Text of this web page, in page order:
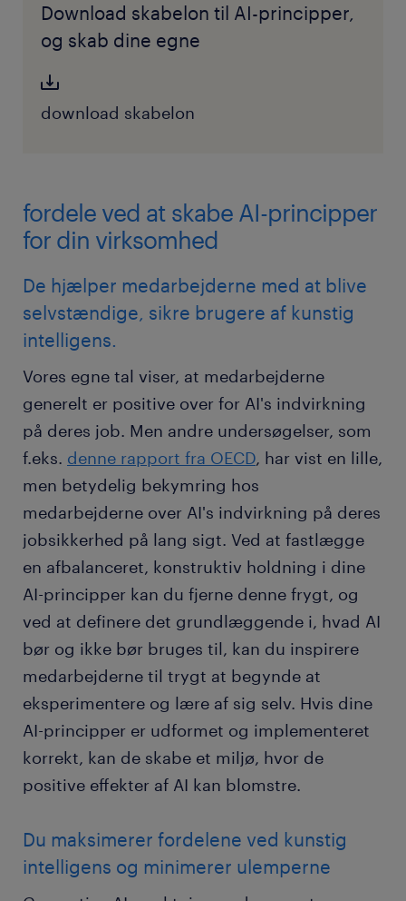
Download skabelon til AI-principper,
og skab dine egne
download skabelon
fordele ved at skabe AI-principper
for din virksomhed
De hjælper medarbejderne med at blive
selvstændige, sikre brugere af kunstig
intelligens.
Vores egne tal viser, at medarbejderne
generelt er positive over for AI's indvirkning
på deres job. Men andre undersøgelser, som
f.eks. denne rapport fra OECD, har vist en lille,
men betydelig bekymring hos
medarbejderne over AI's indvirkning på deres
jobsikkerhed på lang sigt. Ved at fastlægge
en afbalanceret, konstruktiv holdning i dine
AI-principper kan du fjerne denne frygt, og
ved at definere det grundlæggende i, hvad AI
bør og ikke bør bruges til, kan du inspirere
medarbejderne til trygt at begynde at
eksperimentere og lære af sig selv. Hvis dine
AI-principper er udformet og implementeret
korrekt, kan de skabe et miljø, hvor de
positive effekter af AI kan blomstre.
Du maksimerer fordelene ved kunstig
intelligens og minimerer ulemperne